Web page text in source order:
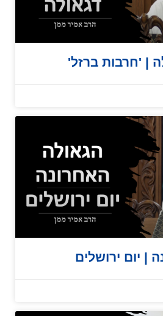
| 'חרבות ברזל'
| יום ירושלים